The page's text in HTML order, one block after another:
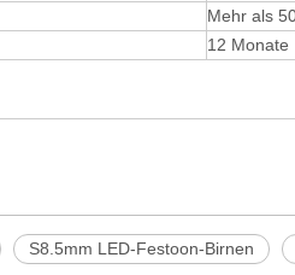
Mehr als
12 Monate
S8.5mm LED-Festoon-Birnen